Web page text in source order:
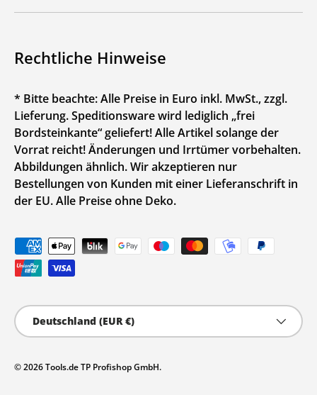
Rechtliche Hinweise
* Bitte beachte: Alle Preise in Euro inkl. MwSt., zzgl.
Lieferung. Speditionsware wird lediglich „frei
Bordsteinkante“ geliefert! Alle Artikel solange der
Vorrat reicht! Änderungen und Irrtümer vorbehalten.
Abbildungen ähnlich. Wir akzeptieren nur
Bestellungen von Kunden mit einer Lieferanschrift in
der EU. Alle Preise ohne Deko.
Zahlungsmethoden
Land/Region
Deutschland (EUR €)
© 2026Tools.de TP Profishop GmbH.